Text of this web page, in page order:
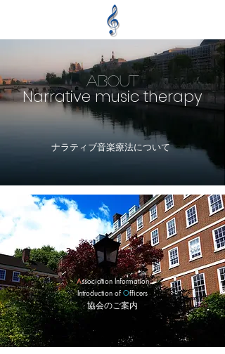
About
Narrative music therapy
​ナラティブ音楽療法について
Association Information
Introduction of Officers
協会のご案内